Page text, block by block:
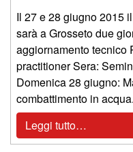
Il 27 e 28 giugno 2015
sarà a Grosseto due
aggiornamento tecnico
practitioner Sera:
Domenica 28 giugno:
combattimento in
Leggi tutto…